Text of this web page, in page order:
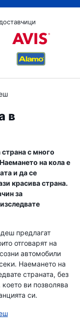
в
с много
на кола е
и да се
красива страна.
за
предлагат
отговарят на
автомобили
Наемането на
страната, без
ви позволява
си.